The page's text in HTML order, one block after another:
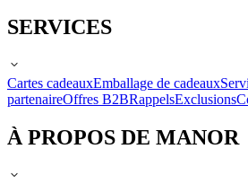
SERVICES
Cartes cadeauxEmballage de cadeaux
partenaireOffres B2BRappelsExclusions
À PROPOS DE MANOR